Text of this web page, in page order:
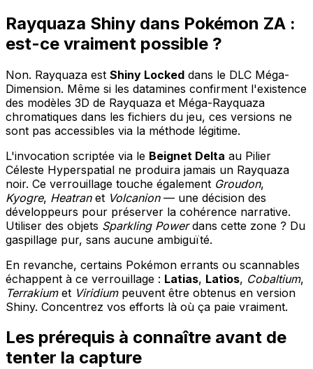
Rayquaza Shiny dans Pokémon ZA :
est-ce vraiment possible ?
Non. Rayquaza est Shiny Locked dans le DLC Méga-
Dimension. Même si les datamines confirment l'existence
des modèles 3D de Rayquaza et Méga-Rayquaza
chromatiques dans les fichiers du jeu, ces versions ne
sont pas accessibles via la méthode légitime.
L'invocation scriptée via le Beignet Delta au Pilier
Céleste Hyperspatial ne produira jamais un Rayquaza
noir. Ce verrouillage touche également Groudon,
Kyogre, Heatranet Volcanion— une décision des
développeurs pour préserver la cohérence narrative.
Utiliser des objets Sparkling Powerdans cette zone ? Du
gaspillage pur, sans aucune ambiguïté.
En revanche, certains Pokémon errants ou scannables
échappent à ce verrouillage : Latias, Latios, Cobaltium,
Terrakiumet Viridiumpeuvent être obtenus en version
Shiny. Concentrez vos efforts là où ça paie vraiment.
Les prérequis à connaître avant de
tenter la capture